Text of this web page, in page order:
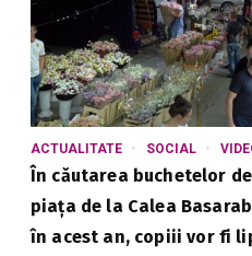
ACTUALITATE SOCIAL
În căutarea buchetelor
piața de la Calea
în acest an, copiii vor fi